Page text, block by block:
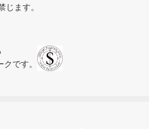
ます。
です。